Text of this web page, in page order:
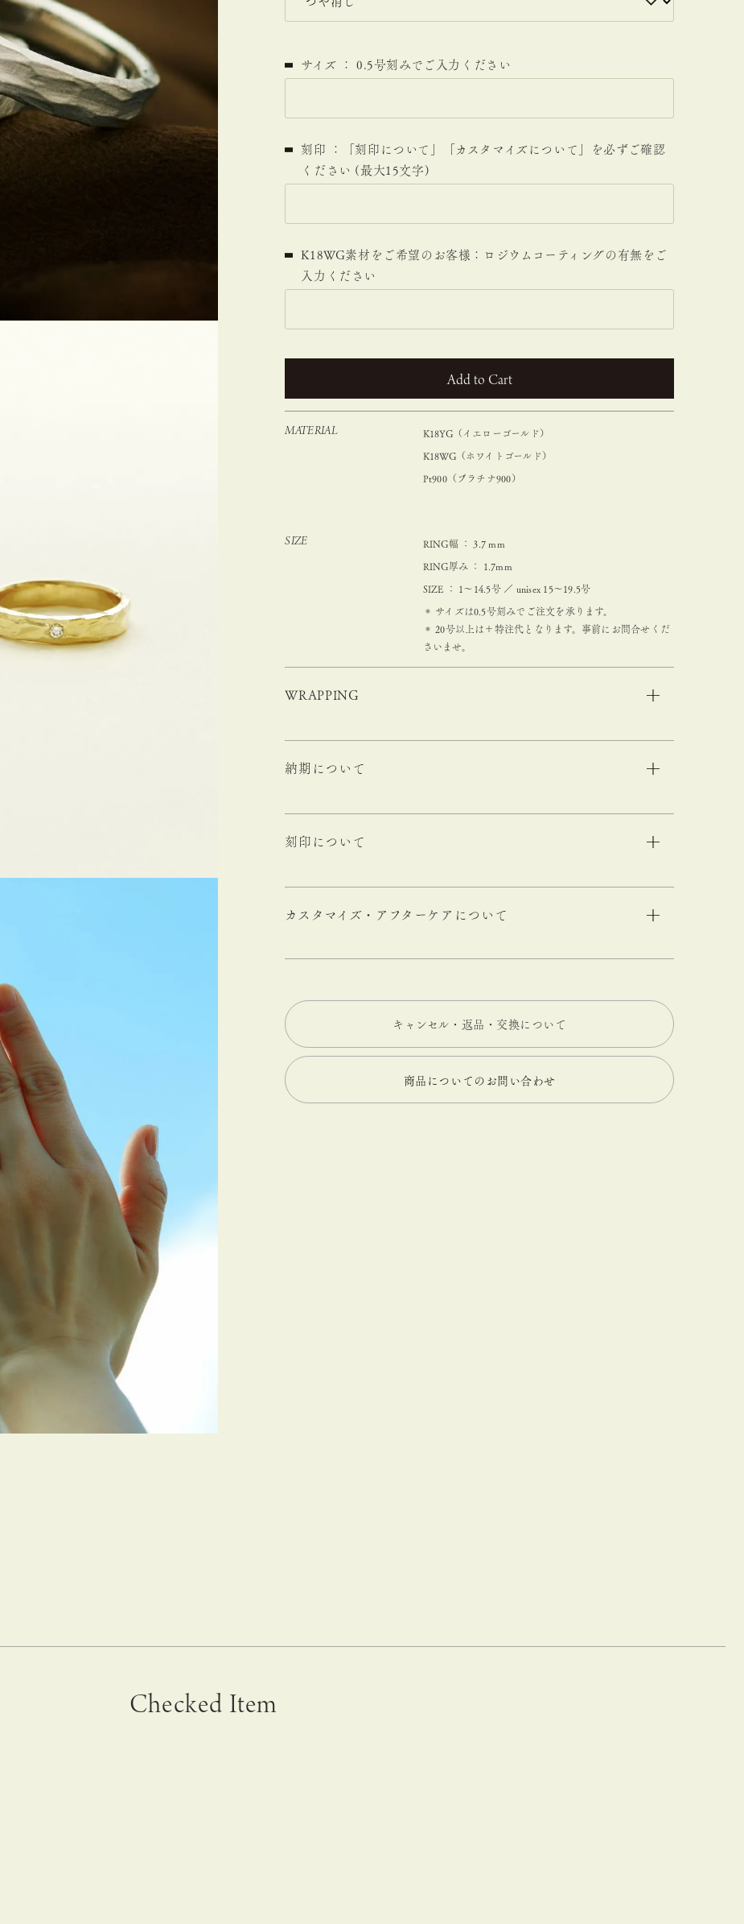
サイズ ： 0.5号刻みでご入力ください
刻印 ：「刻印について」「カスタマイズについて」を必ずご確認
ください (最大15文字)
K18WG素材をご希望のお客様：ロジウムコーティングの有無をご
入力ください
カートに入れる
MATERIAL K18YG（イエローゴールド）
K18WG（ホワイトゴールド）
Pt900（プラチナ900）
SIZE RING幅 ： 3.7 mm
RING厚み ： 1.7mm
SIZE ： 1～14.5号 ／ unisex 15～19.5号
＊ サイズは0.5号刻みでご注文を承ります。
＊ 20号以上は＋特注代となります。事前にお問合せくだ
さいませ。
WRAPPING
納期について
刻印について
カスタマイズ・アフターケアについて
キャンセル・返品・交換について
商品についてのお問い合わせ
Checked Item